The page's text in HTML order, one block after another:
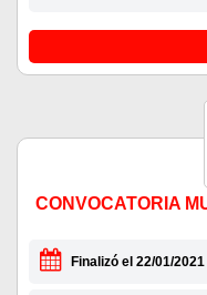
CONVOCATORIA
Finalizó el 22/01/2021